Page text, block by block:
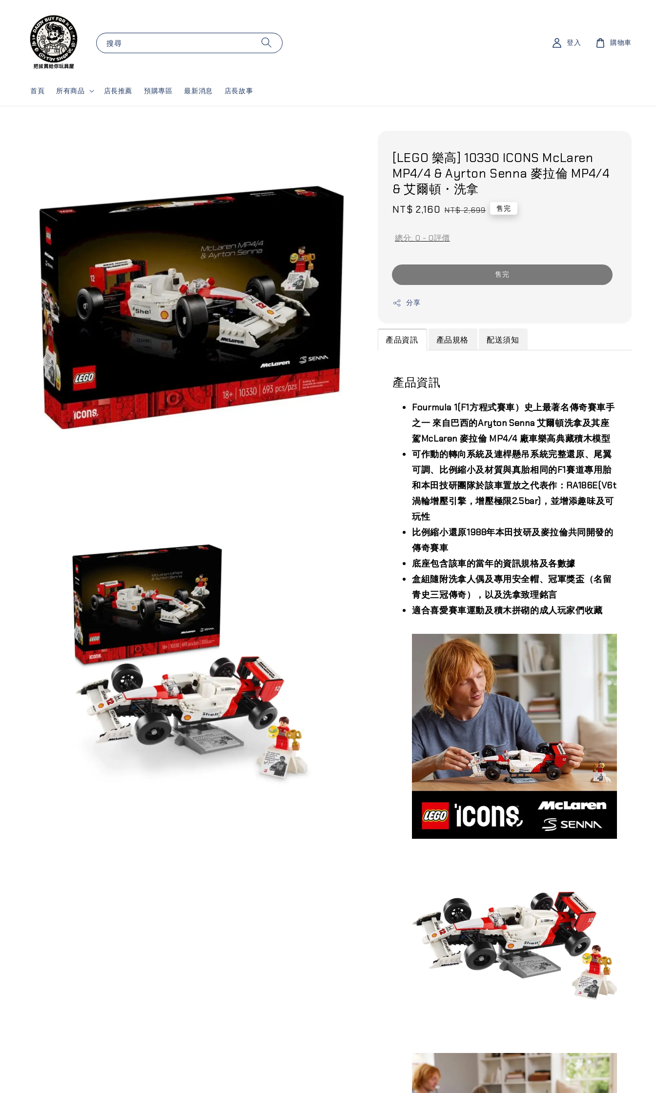
搜尋
首頁 所有商品 店長推薦 預購專區 最新消息 店長故事
登入 購物車
[LEGO 樂高] 10330 ICONS McLaren
MP4/4 & Ayrton Senna 麥拉倫 MP4/4
& 艾爾頓・洗拿
Sale
NT$ 2,160 Regular
NT$ 2,699 售完
總分: 0 - 0評價
售完
分享
產品資訊 產品規格 配送須知
產品資訊
Fourmula 1(F1方程式賽車）史上最著名傳奇賽車手
之一 來自巴西的Aryton Senna 艾爾頓洗拿及其座
駕McLaren 麥拉倫 MP4/4 廠車樂高典藏積木模型
可作動的轉向系統及連桿懸吊系統完整還原、尾翼
可調、比例縮小及材質與真胎相同的F1賽道專用胎
和本田技研團隊於該車置放之代表作：RA186E(V6t
渦輪增壓引擎，增壓極限2.5bar)，並增添趣味及可
玩性
比例縮小還原1988年本田技研及麥拉倫共同開發的
傳奇賽車
底座包含該車的當年的資訊規格及各數據
盒組隨附洗拿人偶及專用安全帽、冠軍獎盃（名留
青史三冠傳奇），以及洗拿致理銘言
適合喜愛賽車運動及積木拼砌的成人玩家們收藏